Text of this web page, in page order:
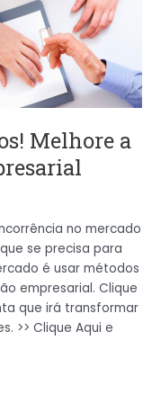
Melhore a
no mercado
se precisa para
é usar métodos
empresarial. Clique
que irá transformar
>> Clique Aqui e